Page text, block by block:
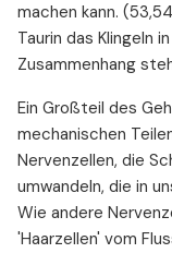
machen kann.
Taurin das Klingeln
Zusammenhang
Ein Großteil des
mechanischen
Nervenzellen, die
umwandeln, die in
Wie andere
'Haarzellen' vom